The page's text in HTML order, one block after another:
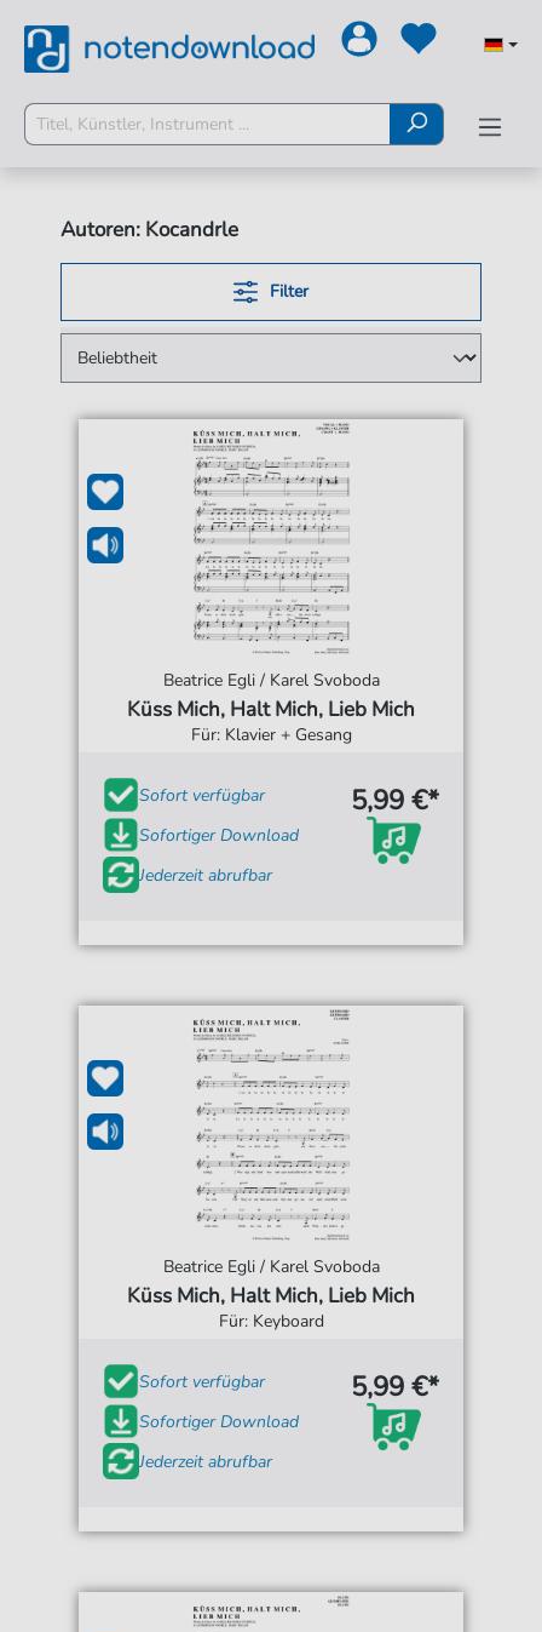
Autoren: Kocandrle
Filter
Beatrice Egli / Karel Svoboda
Küss Mich, Halt Mich, Lieb Mich
Für: Klavier + Gesang
Sofort verfügbar
Sofortiger Download
Jederzeit abrufbar
5,99 €*
Beatrice Egli / Karel Svoboda
Küss Mich, Halt Mich, Lieb Mich
Für: Keyboard
Sofort verfügbar
Sofortiger Download
Jederzeit abrufbar
5,99 €*